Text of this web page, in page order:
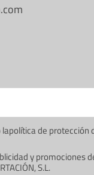
lapolítica de protección
y promociones
S.L.